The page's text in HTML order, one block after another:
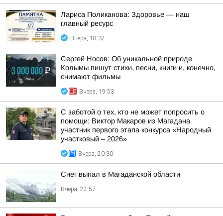
Лариса Поликанова: Здоровье — наш
главный ресурс
Вчера, 18:32
Сергей Носов: Об уникальной природе
Колымы пишут стихи, песни, книги и, конечно,
снимают фильмы
Вчера, 19:53
С заботой о тех, кто не может попросить о
помощи: Виктор Макаров из Магадана
участник первого этапа конкурса «Народный
участковый – 2026»
Вчера, 20:30
Снег выпал в Магаданской области
Вчера, 22:57